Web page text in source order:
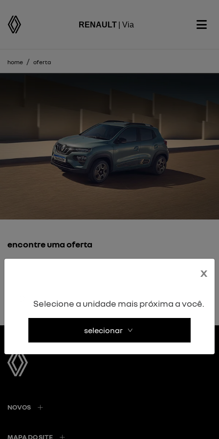
RENAULT | Via
home oferta
encontre uma oferta
NOVOS
MAPA DO SITE
x
Selecione a unidade mais próxima a você.
selecionar